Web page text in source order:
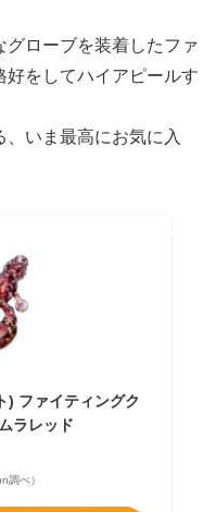
グローブを装着したファ
好をしてハイアピールす
いま最高にお気に入
ファイティングク
ラレッド
調べ）